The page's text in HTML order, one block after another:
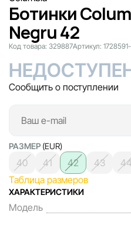
Ботинки
Negru 42
Код товара: 329887Артикул: 1728591-
Сообщить о поступлении
РАЗМЕР (EUR)
40 41 42 43 44
Таблица размеров
ХАРАКТЕРИСТИКИ
Модель